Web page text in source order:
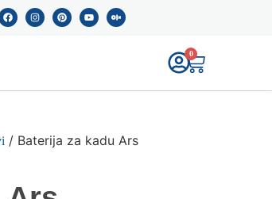
0
/ Baterija za kadu Ars